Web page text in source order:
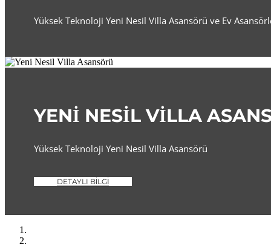
Yüksek Teknoloji Yeni Nesil Villa Asansörü ve Ev
YENI NESIL VILLA
Yüksek Teknoloji Yeni Nesil Villa Asansörü
DETAYLI BILGI